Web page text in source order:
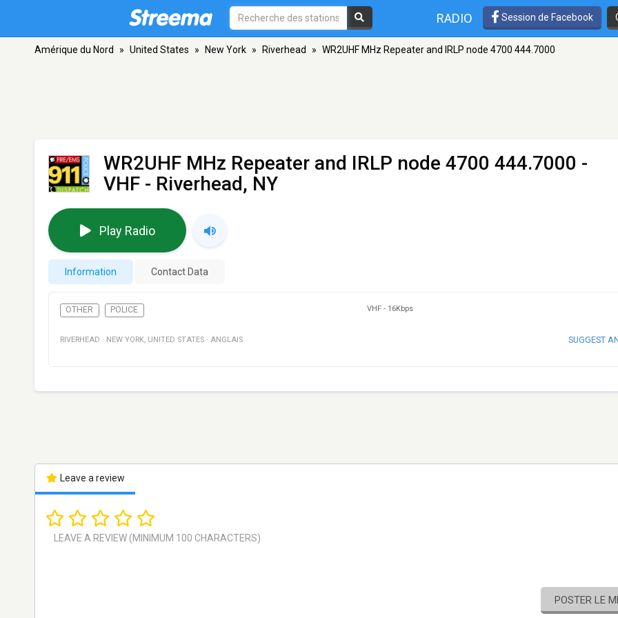
RADIO Session de Facebook
Amérique du Nord » United States » New York » Riverhead » WR2UHF MHz Repeater and IRLP node 4700 444.7000
WR2UHF MHz Repeater and IRLP node 4700 444.7000 -
VHF - Riverhead, NY
Play Radio
Information Contact Data
OTHER POLICE VHF - 16Kbps
RIVERHEAD · NEW YORK, UNITED STATES · ANGLAIS SUGGEST
Leave a review
POSTER LE